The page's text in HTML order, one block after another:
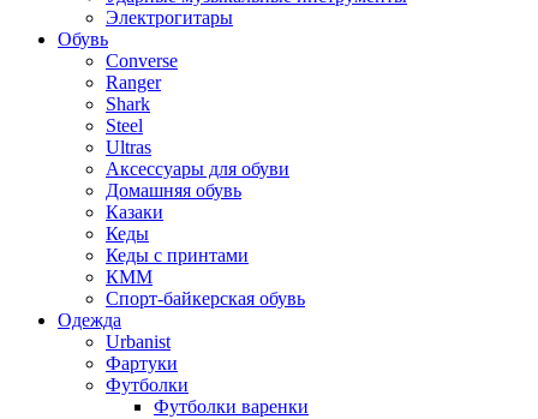
Электрогитары
Обувь
Converse
Ranger
Shark
Steel
Ultras
Аксессуары для обуви
Домашняя обувь
Казаки
Кеды
Кеды с принтами
КММ
Спорт-байкерская обувь
Одежда
Urbanist
Фартуки
Футболки
Футболки варенки